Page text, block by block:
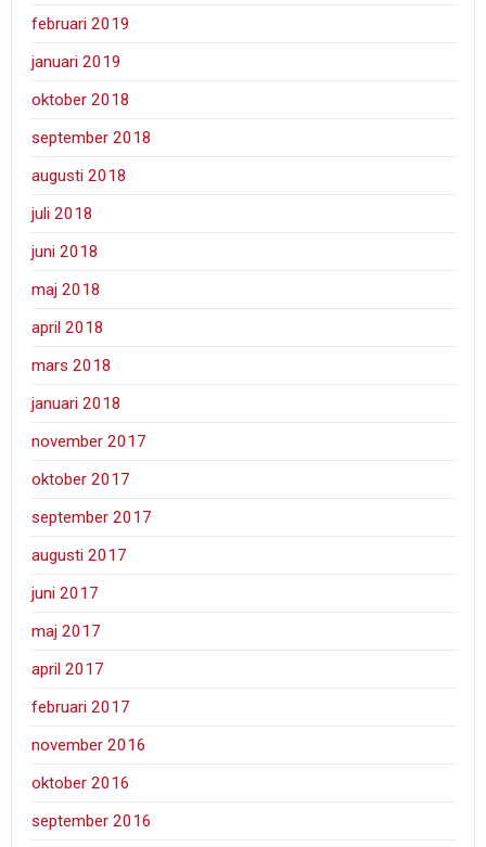
februari 2019
januari 2019
oktober 2018
september 2018
augusti 2018
juli 2018
juni 2018
maj 2018
april 2018
mars 2018
januari 2018
november 2017
oktober 2017
september 2017
augusti 2017
juni 2017
maj 2017
april 2017
februari 2017
november 2016
oktober 2016
september 2016